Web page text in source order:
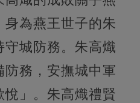
為燕王世子的朱
城防務。朱高熾
務，安撫城中軍
悅」。朱高熾禮賢